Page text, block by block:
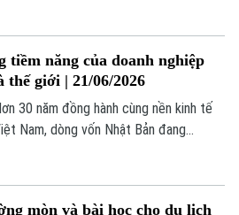
vi toàn cầu. Chiến lược này đặt mục
đưa EU trở thành nền kinh tế trung
carbon vào năm 2050, đồng thời yêu
các chuỗi cung ứng toàn cầu phải
năng của doanh nghiệp
giới | 21/06/2026
30 năm đồng hành cùng nền kinh tế
Nam, dòng vốn Nhật Bản đang
mòn và bài học cho du lịch